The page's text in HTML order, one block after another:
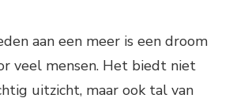
aan een meer is een droom
veel mensen. Het biedt niet
uitzicht, maar ook tal van